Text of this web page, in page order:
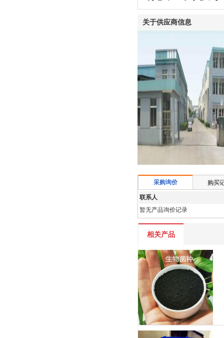
关于供应商信息
采购询价 购买
联系人
暂无产品询价记录
相关产品